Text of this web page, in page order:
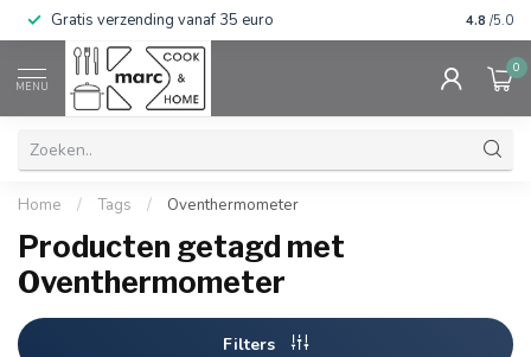
Gratis verzending vanaf 35 euro 4.8 /5.0
MENU
0
Home / Tags / Oventhermometer
Producten getagd met
Oventhermometer
Filters